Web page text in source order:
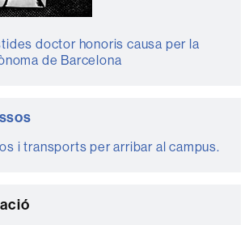
doctor honoris causa per la
de Barcelona
i transports per arribar al campus.